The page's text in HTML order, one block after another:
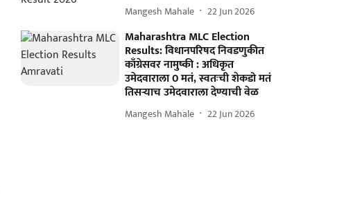
Mangesh Mahale 22 Jun 2026
Maharashtra MLC Election
Results: विधानपरिषद निवडणुकीत
काँग्रेसवर नामुष्की : अधिकृत
उमेदवाराला 0 मतं, स्वतःची शेकडो मतं
तिसऱ्याच उमेदवाराला देण्याची वेळ
Mangesh Mahale 22 Jun 2026